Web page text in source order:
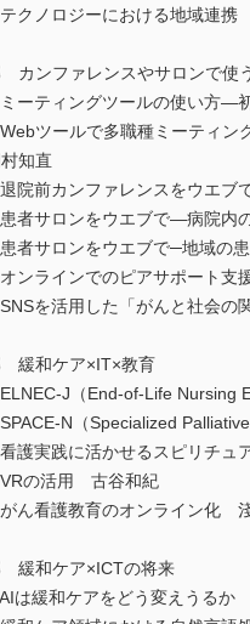
クノロジーにおける地域連携
ンファレンスやサロンで使
ティングツールの使い方―
ツールで多職種ミーティン
知直
院前カンファレンスをウエ
サロンをウエブで―病院内
サロンをウエブで─地域の
ラインでのピアサポート支
を活用した「がんと社会の
和ケア×IT×教育
J（End-of-Life Nursing
N（Specialized
実践に活かせるスピリチュ
の活用 古谷和紀
看護教育のオンライン化
和ケア×ICTの将来
緩和ケアをどう変えうるか